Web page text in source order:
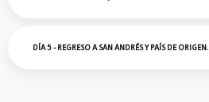
DÍA 5 - REGRESO A SAN ANDRÉS Y PAÍS DE ORIGEN.